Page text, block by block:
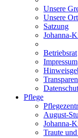
Unsere
Unsere
Satzung
Johanna-
Betriebsrat
Impressum
Pflege
August-
Johanna-
Traute